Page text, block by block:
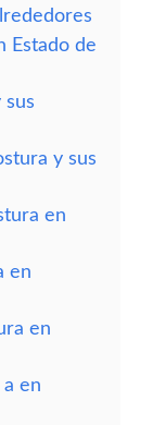
Estado de
sus
y sus
en
en
en
en